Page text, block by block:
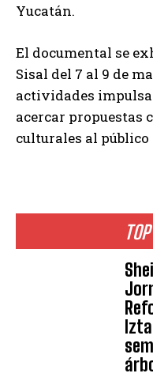
Yucatán.
El documental se
Sisal del 7 al 9 de
actividades
acercar propuestas
culturales al público